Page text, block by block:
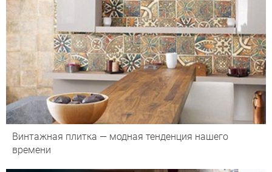
Винтажная плитка — модная тенденция нашего
времени